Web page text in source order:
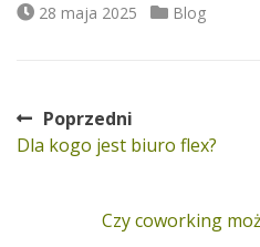
Data
28 maja 2025 Kategorie
Blog
Nawigacja
Poprzedni
Poprzedni
Dla kogo jest biuro flex?
NastępnyCzy coworking